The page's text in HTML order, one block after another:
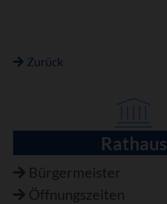
Zurück
Rathaus
Bürgermeister
Öffnungszeiten